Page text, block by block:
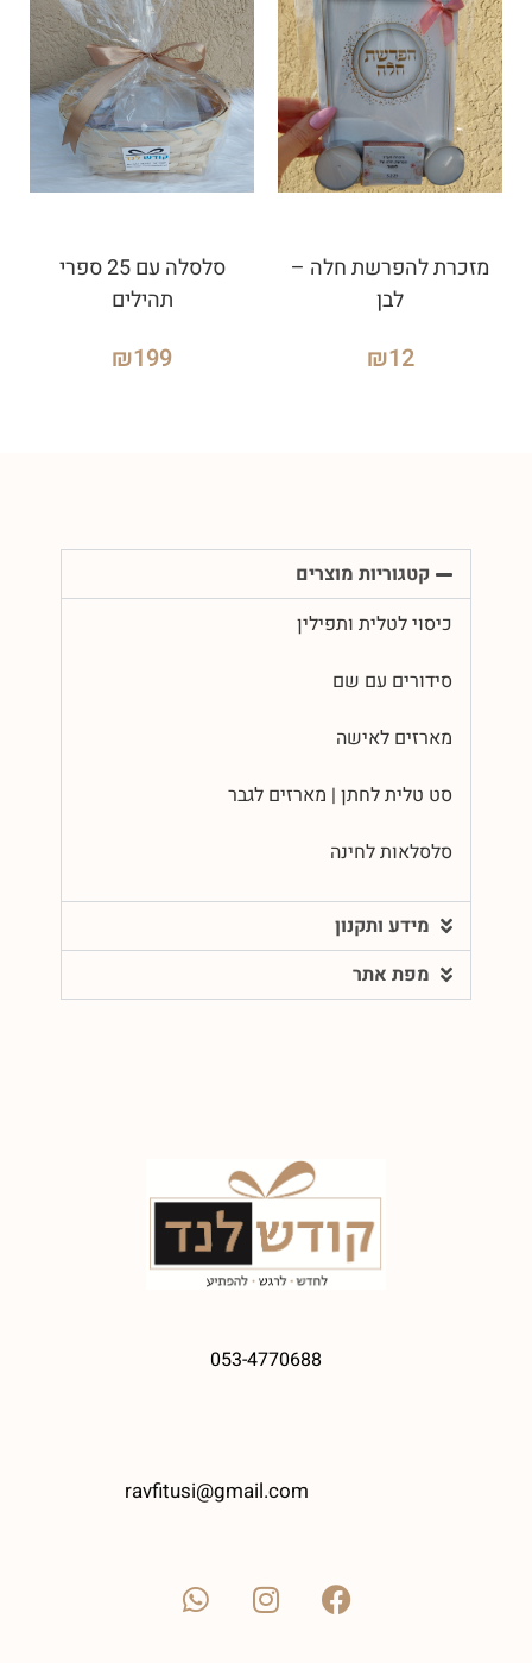
מזכרת להפרשת חלה –
לבן
₪12
סלסלה עם 25 ספרי
תהילים
₪199
קטגוריות מוצרים
כיסוי לטלית ותפילין
סידורים עם שם
מארזים לאישה
סט טלית לחתן | מארזים לגבר
סלסלאות לחינה
מידע ותקנון
מפת אתר
053-4770688